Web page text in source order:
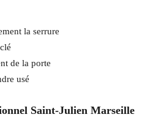
la serrure
de la porte
usé
Saint-Julien Marseille